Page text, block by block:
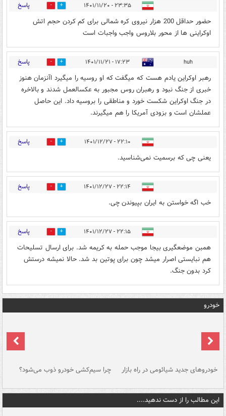
۲۳:۳۵ - ۱۴۰۱/۱۱/۲۰ 1 پاسخ
حضور حداقل 200 هزار نیروی کره شمالی برای کم کردن حجم اتش
اوکراینی ها از محور بلاروس واجب واجبات است
huh ۱۷:۲۳ - ۱۴۰۱/۱۱/۲۱ 0 پاسخ
رهبر اوکراین یادم هست که میگفت که او روسیه را میگیرد اآنزمان هنوز
خبری از جنگ نبود و رهبران روس مجبور به عکسالعمل شدند و بالاخره
در جنگ اوکراین شکست خورد و مناطقی را بروسیه داد. این حاصل
عملشان است و بزودی آمریکا را هم میگیرند.
۲۲:۱۰ - ۱۴۰۱/۱۲/۲۷ 0 پاسخ
یعنی چی که برسمیت نمی‌شناسید.
۲۲:۱۴ - ۱۴۰۱/۱۲/۲۷ 0 پاسخ
خب اگه خواستن به ایران بپیوندن چی.
۲۲:۱۵ - ۱۴۰۱/۱۲/۲۷ 0 پاسخ
همبن موضعگیری بیجا موجب حمله به کریمه شد. برای ارسال تسلیحات
هم نبایستی اصرار میشد چون برای پوتین بد شد. حالا نمیشه درستش
کرد بدون جنگ.
خودرو
خودروهای جدید شیائومی در راه بازار چرا سیم‌کشی خودرو ذوب می‌شود؟
این مطالب را از دست ندهید....